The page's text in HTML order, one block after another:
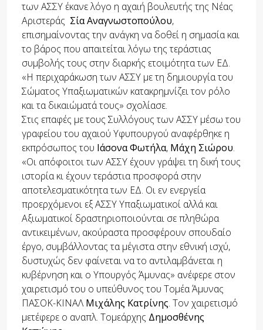
των ΑΣΣΥ έκανε λόγο η αχαιή βουλευτής της Νέας
Αριστεράς Σία Αναγνωστοπούλου,
επισημαίνοντας την ανάγκη να δοθεί η σημασία και
το βάρος που απαιτείται λόγω της τεράστιας
συμβολής τους στην διαρκής ετοιμότητα των ΕΔ.
«Η περιχαράκωση των ΑΣΣΥ με τη δημιουργία του
Σώματος Υπαξιωματικών κατακρημνίζει τον ρόλο
και τα δικαιώματά τους» σχολίασε.
Στις επαφές με τους Συλλόγους των ΑΣΣΥ μέσω του
γραφείου του αχαιού Υφυπουργού αναφέρθηκε η
εκπρόσωπος του Ιάσονα Φωτήλα, Μάχη Σιώρου.
«Οι απόφοιτοι των ΑΣΣΥ έχουν γράψει τη δική τους
ιστορία κι έχουν τεράστια προσφορά στην
αποτελεσματικότητα των ΕΔ. Οι εν ενεργεία
προερχόμενοι εξ ΑΣΣΥ Υπαξιωματικοί αλλά και
Αξιωματικοί δραστηριοποιούνται σε πληθώρα
αντικειμένων, ακούραστα προσφέρουν σπουδαίο
έργο, συμβάλλοντας τα μέγιστα στην εθνική ισχύ,
δυστυχώς δεν φαίνεται να το αντιλαμβάνεται η
κυβέρνηση και ο Υπουργός Άμυνας» ανέφερε στον
χαιρετισμό του ο υπεύθυνος του Τομέα Άμυνας
ΠΑΣΟΚ-ΚΙΝΑΛΜιχάλης Κατρίνης. Τον χαιρετισμό
μετέφερε ο αναπλ. Τομεάρχης Δημοσθένης